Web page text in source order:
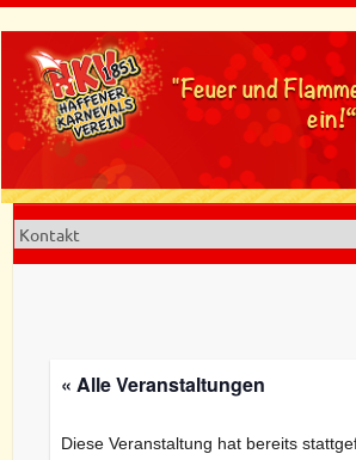
content
"Feuer und
ein!“
« Alle Veranstaltungen
Diese Veranstaltung hat bereits